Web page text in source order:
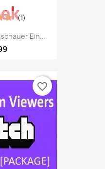
Ein...
(1)
favorite_border